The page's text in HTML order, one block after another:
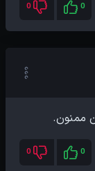
0
0
ممنون.
0
0